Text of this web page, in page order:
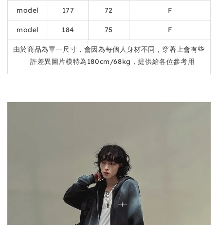
model 177 72 F
model 184 75 F
由於商品為單一尺寸，會因為每個人身材不同，穿著上會有些
許差異圖片模特為180cm/68kg，提供給各位參考用